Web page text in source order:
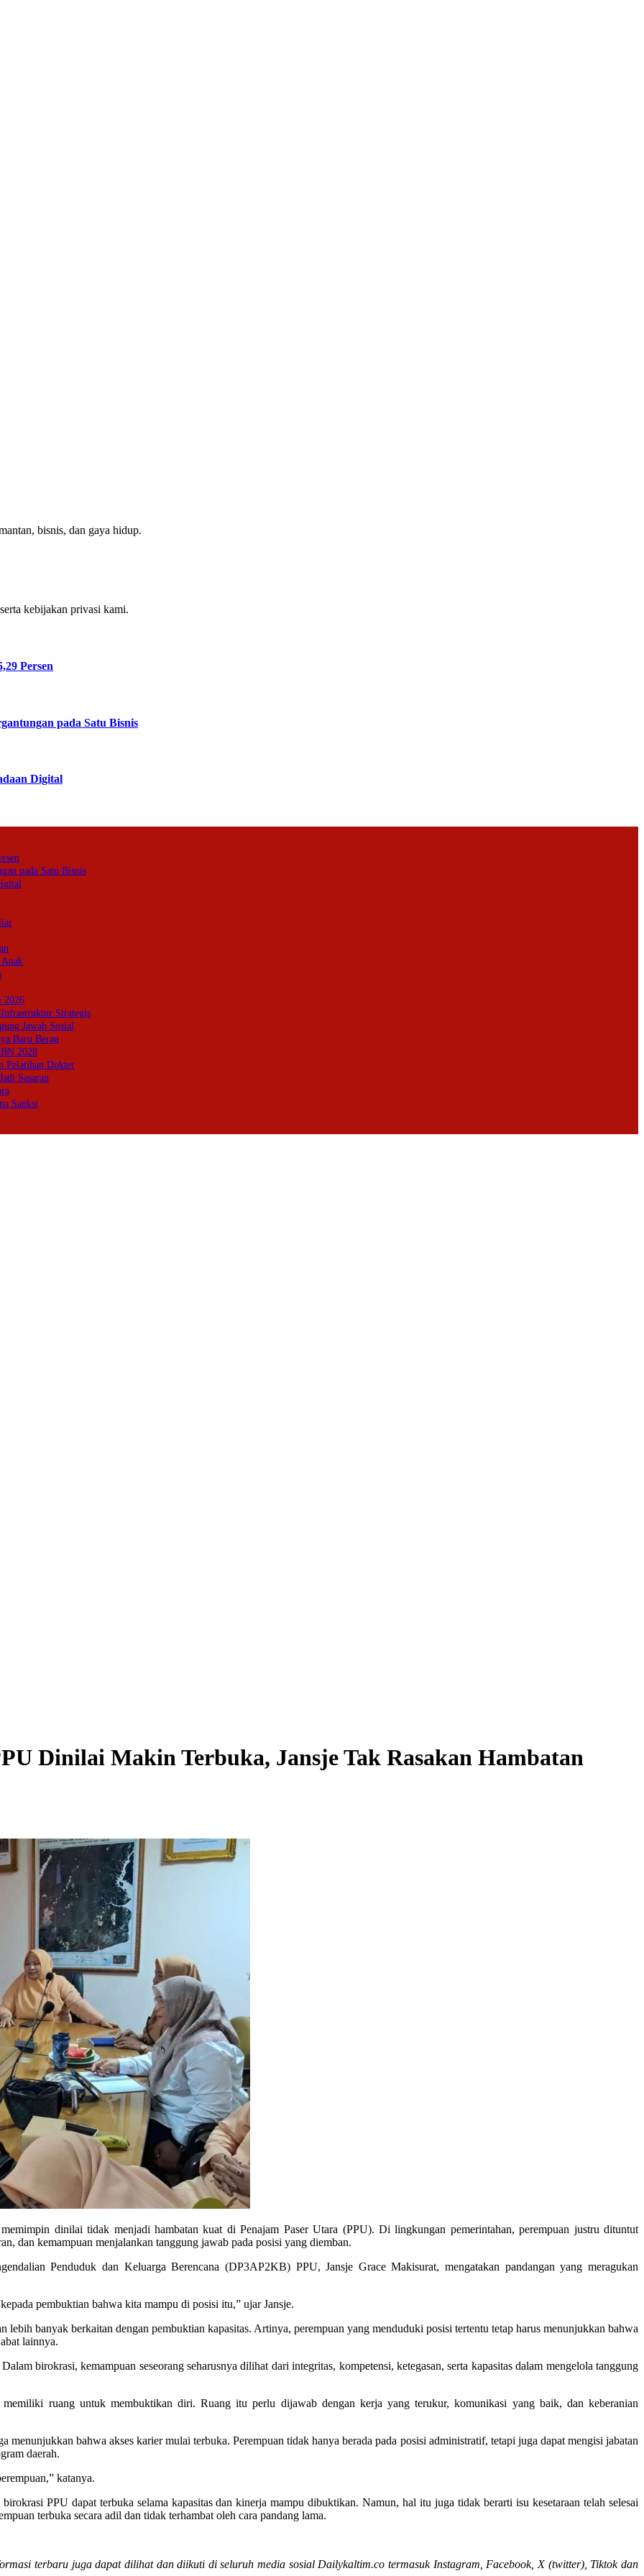
bisnis, dan gaya hidup.
kebijakan privasi kami.
Persen
pada Satu Bisnis
Digital
pada Satu Bisnis
2026
Strategis
Jawab Sosial
Baru Berau
2028
Pelatihan Dokter
Sasaran
Sanksi
Dinilai Makin Terbuka, Jansje Tak Rasakan Hambatan
dinilai tidak menjadi hambatan kuat di Penajam Paser Utara (PPU). Di lingkungan pemerintahan, perempuan justru dituntut
dan kemampuan menjalankan tanggung jawab pada posisi yang diemban.
Penduduk dan Keluarga Berencana (DP3AP2KB) PPU, Jansje Grace Makisurat, mengatakan pandangan yang meragukan
pembuktian bahwa kita mampu di posisi itu,” ujar Jansje.
lebih banyak berkaitan dengan pembuktian kapasitas. Artinya, perempuan yang menduduki posisi tertentu tetap harus menunjukkan bahwa
lainnya.
birokrasi, kemampuan seseorang seharusnya dilihat dari integritas, kompetensi, ketegasan, serta kapasitas dalam mengelola tanggung
ruang untuk membuktikan diri. Ruang itu perlu dijawab dengan kerja yang terukur, komunikasi yang baik, dan keberanian
menunjukkan bahwa akses karier mulai terbuka. Perempuan tidak hanya berada pada posisi administratif, tetapi juga dapat mengisi jabatan
daerah.
katanya.
PPU dapat terbuka selama kapasitas dan kinerja mampu dibuktikan. Namun, hal itu juga tidak berarti isu kesetaraan telah selesai
terbuka secara adil dan tidak terhambat oleh cara pandang lama.
terbaru juga dapat dilihat dan diikuti di seluruh media sosial Dailykaltim.co termasuk Instagram, Facebook, X (twitter), Tiktok dan